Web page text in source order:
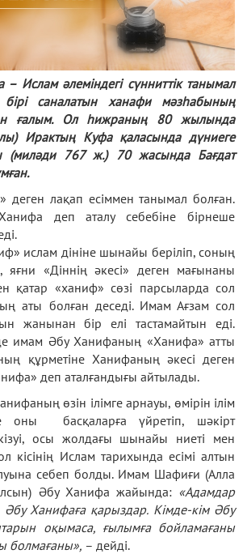
Ислам әлеміндегі сүнниттік танымал
саналатын ханафи мәзһабының
ғалым. Ол һижраның 80 жылында
Ирактың Куфа қаласында дүниеге
(миләди 767 ж.) 70 жасында Бағдат
лақап есіммен танымал болған.
деп аталу себебіне бірнеше
ислам дініне шынайы беріліп, соның
«Діннің әкесі» деген мағынаны
қатар «ханиф» сөзі парсыларда сол
аты болған деседі. Имам Ағзам сол
жанынан бір елі тастамайтын еді.
имам Әбу Ханифаның «Ханифа» атты
құрметіне Ханифаның әкесі деген
деп аталғандығы айтылады.
өзін ілімге арнауы, өмірін ілім
оны басқаларға үйретіп, шәкірт
осы жолдағы шынайы ниеті мен
кісінің Ислам тарихында есімі алтын
себеп болды. Имам Шафиғи (Алла
Әбу Ханифа жайында: «Адамдар
Ханифаға қарыздар. Кімде-кім Әбу
оқымаса, ғылымға бойламағаны
болмағаны», – дейді.